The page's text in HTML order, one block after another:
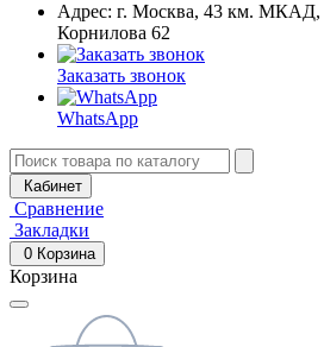
Адрес: г. Москва, 43 км. МКАД,
Корнилова 62
Заказать звонок
WhatsApp
Кабинет
Сравнение
Закладки
0 Корзина
Корзина